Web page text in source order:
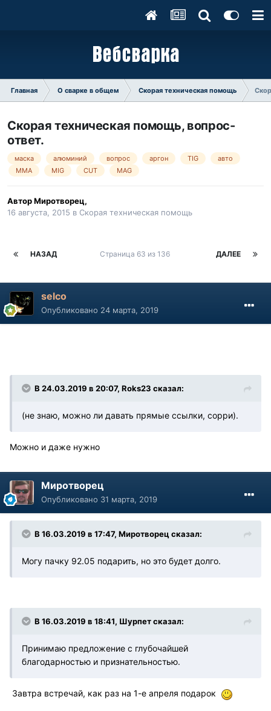
Главная О сварке в общем Скорая техническая помощь
Скорая техническая помощь, вопрос-
ответ.
маска алюминий вопрос аргон TIG
авто
MMA
MIG CUT MAG
АвторМиротворец,
16 августа, 2015 в Скорая техническая помощь
НАЗАД ДАЛЕЕ
Страница 63 из 136
selco
Опубликовано 24 марта, 2019
В 24.03.2019 в 20:07, Roks23 сказал:
(не знаю, можно ли давать прямые ссылки, сорри).
Можно и даже нужно
Миротворец
Опубликовано 31 марта, 2019
В 16.03.2019 в 17:47, Миротворец сказал:
Могу пачку 92.05 подарить, но это будет долго.
В 16.03.2019 в 18:41, Шурпет сказал:
Принимаю предложение с глубочайшей
благодарностью и признательностью.
Завтра встречай, как раз на 1-е апреля подарок